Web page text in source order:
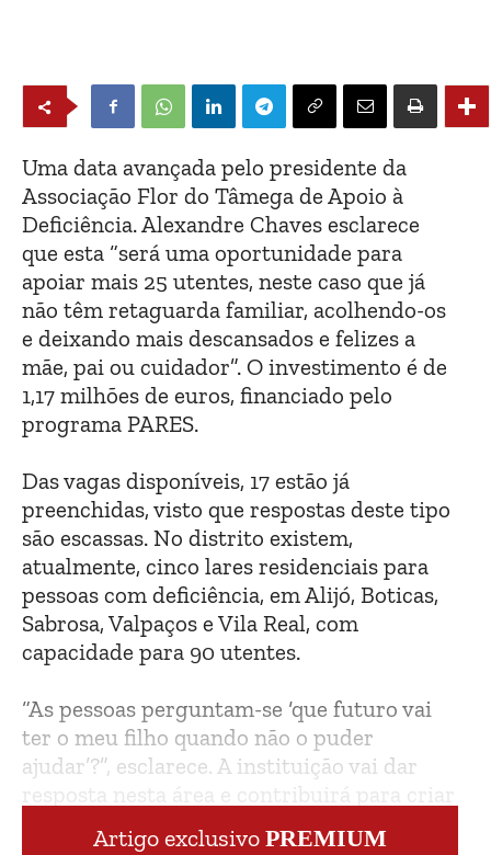
Uma data avançada pelo presidente da
Associação Flor do Tâmega de Apoio à
Deficiência. Alexandre Chaves esclarece
que esta “será uma oportunidade para
apoiar mais 25 utentes, neste caso que já
não têm retaguarda familiar, acolhendo-os
e deixando mais descansados e felizes a
mãe, pai ou cuidador”. O investimento é de
1,17 milhões de euros, financiado pelo
programa PARES.
Das vagas disponíveis, 17 estão já
preenchidas, visto que respostas deste tipo
são escassas. No distrito existem,
atualmente, cinco lares residenciais para
pessoas com deficiência, em Alijó, Boticas,
Sabrosa, Valpaços e Vila Real, com
capacidade para 90 utentes.
“As pessoas perguntam-se ‘que futuro vai
ter o meu filho quando não o puder
ajudar’?”, esclarece. A instituição vai dar
resposta nesta área e contribuirá para criar
mais 11 postos de trabalho.
Artigo exclusivo PREMIUM